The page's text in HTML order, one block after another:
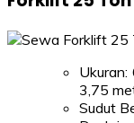
3,75
Sudut